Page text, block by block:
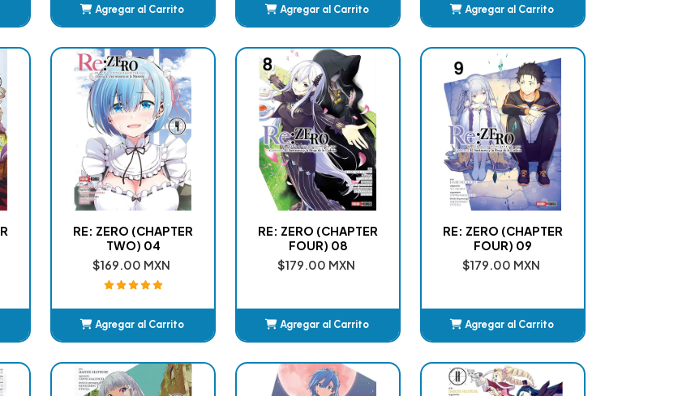
Agregar al Carrito Agregar al Carrito Agregar al Carrito
RE: ZERO (CHAPTER
TWO) 04
$169.00 MXN
Agregar al Carrito
RE: ZERO (CHAPTER
FOUR) 08
$179.00 MXN
Agregar al Carrito
RE: ZERO (CHAPTER
FOUR) 09
$179.00 MXN
Agregar al Carrito